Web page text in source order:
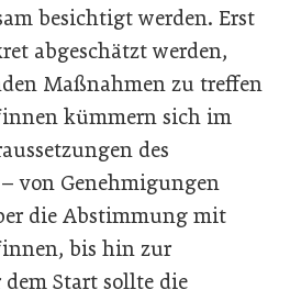
besichtigt werden. Erst
abgeschätzt werden,
Maßnahmen zu treffen
kümmern sich im
des
von Genehmigungen
die Abstimmung mit
bis hin zur
Start sollte die